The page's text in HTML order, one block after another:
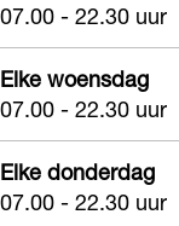
07.00 - 22.30 uur
Elke woensdag
07.00 - 22.30 uur
Elke donderdag
07.00 - 22.30 uur